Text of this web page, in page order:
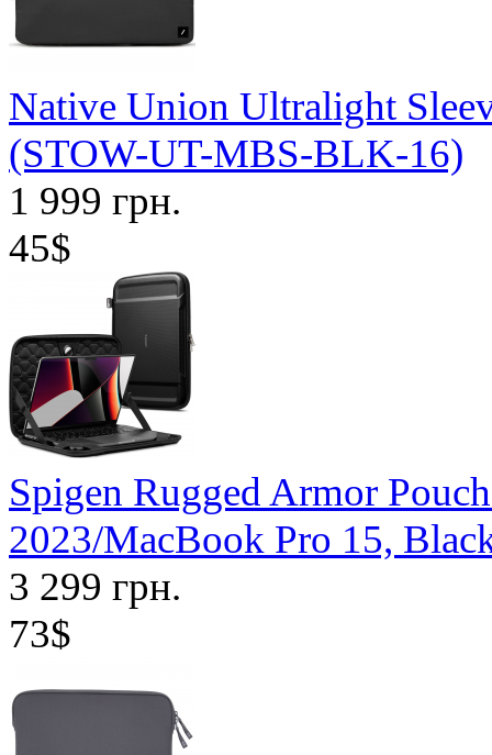
Native Union Ultralight
(STOW-UT-MBS-BLK-16)
1 999 грн.
45$
Spigen Rugged Armor
2023/MacBook Pro 15,
3 299 грн.
73$